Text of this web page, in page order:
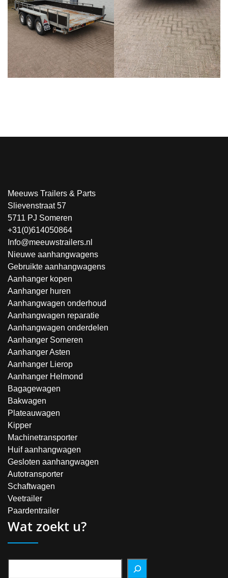
Meeuws Trailers & Parts
Slievenstraat 57
5711 PJ Someren
+31(0)614050864
Info@meeuwstrailers.nl
Nieuwe aanhangwagens
Gebruikte aanhangwagens
Aanhanger kopen
Aanhanger huren
Aanhangwagen onderhoud
Aanhangwagen reparatie
Aanhangwagen onderdelen
Aanhanger Someren
Aanhanger Asten
Aanhanger Lierop
Aanhanger Helmond
Bagagewagen
Bakwagen
Plateauwagen
Kipper
Machinetransporter
Huif aanhangwagen
Gesloten aanhangwagen
Autotransporter
Schaftwagen
Veetrailer
Paardentrailer
Wat zoekt u?